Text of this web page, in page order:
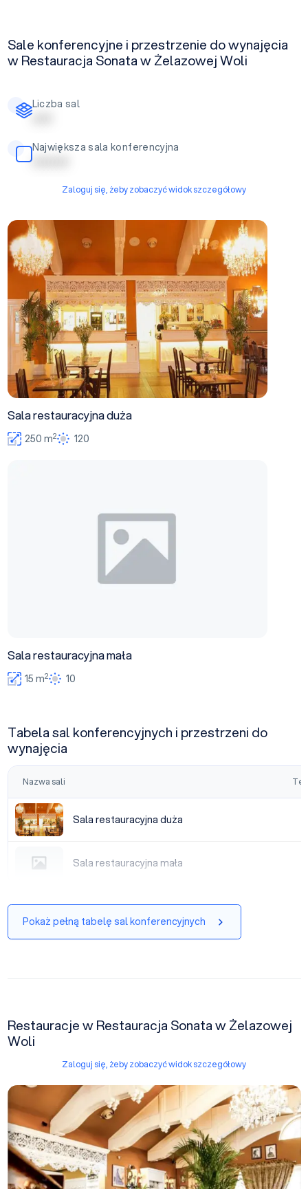
Sale konferencyjne i przestrzenie do wynajęcia
w Restauracja Sonata w Żelazowej Woli
Liczba sal
| | | | |
Największa sala konferencyjna
| | | | | | | | |
Zaloguj się, żeby zobaczyć widok szczegółowy
Sala restauracyjna duża
Sala restauracyjna duża
250 m2 120
Sala restauracyjna mała
15 m2 10
Tabela sal konferencyjnych i przestrzeni do
wynajęcia
Nazwa sali
Sala restauracyjna duża
Sala restauracyjna duża
Sala restauracyjna mała
Sala restauracyjna mała
Pokaż pełną tabelę sal konferencyjnych
Restauracje w Restauracja Sonata w Żelazowej
Woli
Zaloguj się, żeby zobaczyć widok szczegółowy